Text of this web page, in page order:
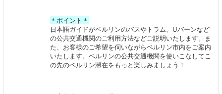
＊ポイント＊
日本語ガイドがベルリンのバスやトラム、Uバーンなど
の公共交通機関のご利用方法などご説明いたします。ま
た、お客様のご希望を伺いながらベルリン市内をご案内
いたします。ベルリンの公共交通機関を使いこなしてこ
の先のベルリン滞在をもっと楽しみましょう！